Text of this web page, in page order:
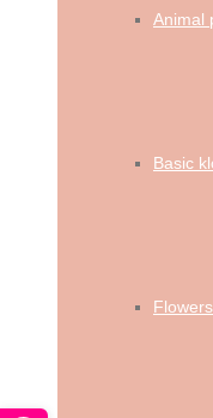
Animal
Basic